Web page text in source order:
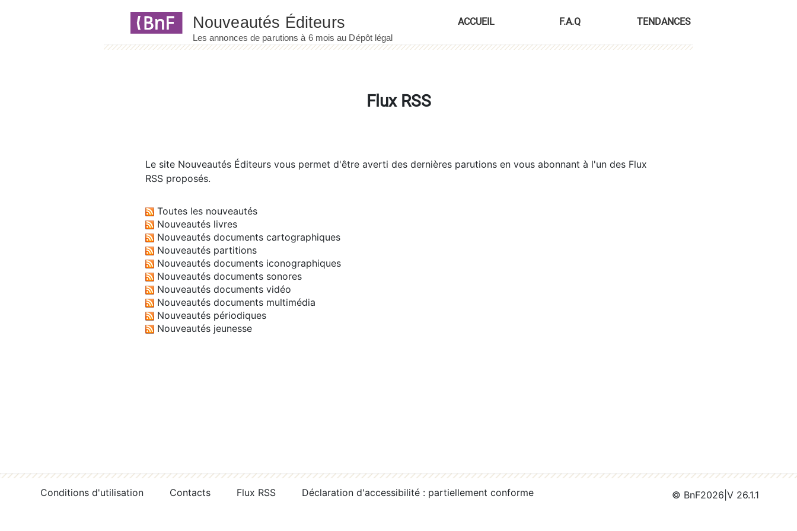
ACCUEIL F.A.Q TENDANCES
Flux RSS
Le site Nouveautés Éditeurs vous permet d'être averti des dernières parutions en vous abonnant à l'un des Flux
RSS proposés.
Toutes les nouveautés
Nouveautés livres
Nouveautés documents cartographiques
Nouveautés partitions
Nouveautés documents iconographiques
Nouveautés documents sonores
Nouveautés documents vidéo
Nouveautés documents multimédia
Nouveautés périodiques
Nouveautés jeunesse
Conditions d'utilisation Contacts Flux RSS Déclaration d'accessibilité : partiellement conforme © BnF2026 V 26.1.1